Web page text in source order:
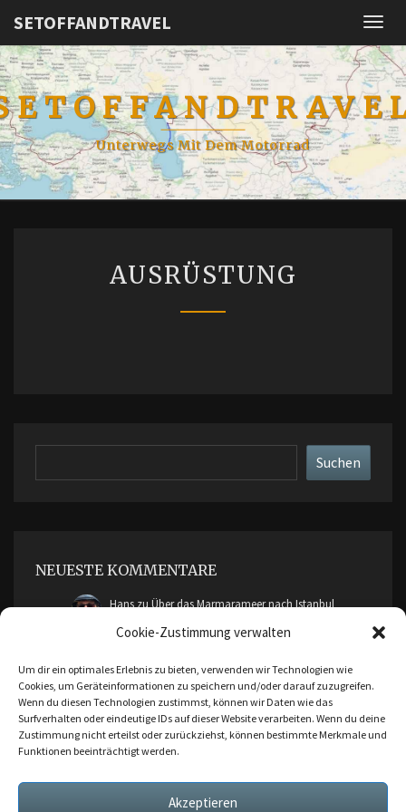
Cookie-Zustimmung verwalten
Um dir ein optimales Erlebnis zu bieten, verwenden wir Technologien wie
Cookies, um Geräteinformationen zu speichern und/oder darauf zuzugreifen.
Wenn du diesen Technologien zustimmst, können wir Daten wie das
Surfverhalten oder eindeutige IDs auf dieser Website verarbeiten. Wenn du deine
Zustimmung nicht erteilst oder zurückziehst, können bestimmte Merkmale und
Funktionen beeinträchtigt werden.
Akzeptieren
SETOFFANDTRAVEL
Unterwegs Mit Dem Motorrad
AUSRÜSTUNG
Suchen
NEUESTE KOMMENTARE
HanszuÜber das Marmarameer nach Istanbul
Malte FriendicazuAnkara, Bursa und Cumalikizik
HanszuAnkara, Bursa und Cumalikizik
Malte FriendicazuAnkara, Bursa und Cumalikizik